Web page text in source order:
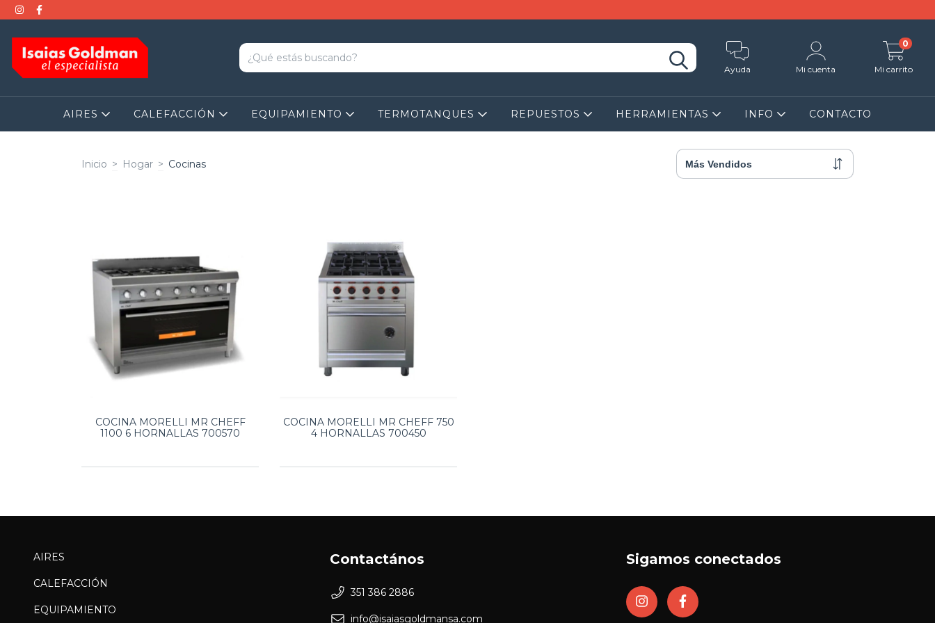
Ayuda Mi cuenta Mi carrito
0
AIRES CALEFACCIÓN EQUIPAMIENTO TERMOTANQUES REPUESTOS HERRAMIENTAS INFO CONTACTO
Inicio > Hogar > Cocinas
COCINA MORELLI MR CHEFF
1100 6 HORNALLAS 700570
COCINA MORELLI MR CHEFF 750
4 HORNALLAS 700450
AIRES
CALEFACCIÓN
EQUIPAMIENTO
Contactános
351 386 2886
info@isaiasgoldmansa.com
Sigamos conectados